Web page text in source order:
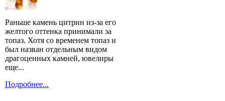
Раньше камень цитрин из-за его
желтого оттенка принимали за
топаз. Хотя со временем топаз и
был назван отдельным видом
драгоценных камней, ювелиры
еще...
Подробнее...